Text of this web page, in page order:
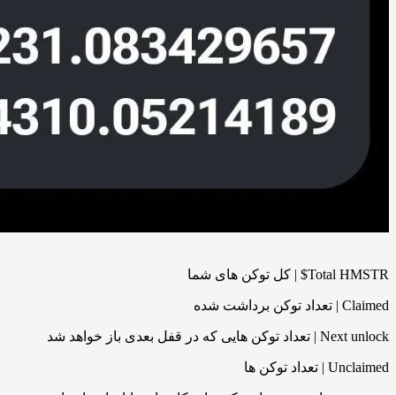
Total HMSTR$ | کل توکن های شما
Claimed | تعداد توکن برداشت شده
Next unlock | تعداد توکن هایی که در قفل بعدی باز خواهد شد
Unclaimed | تعداد توکن ها